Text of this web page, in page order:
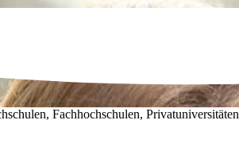
Fachhochschulen,